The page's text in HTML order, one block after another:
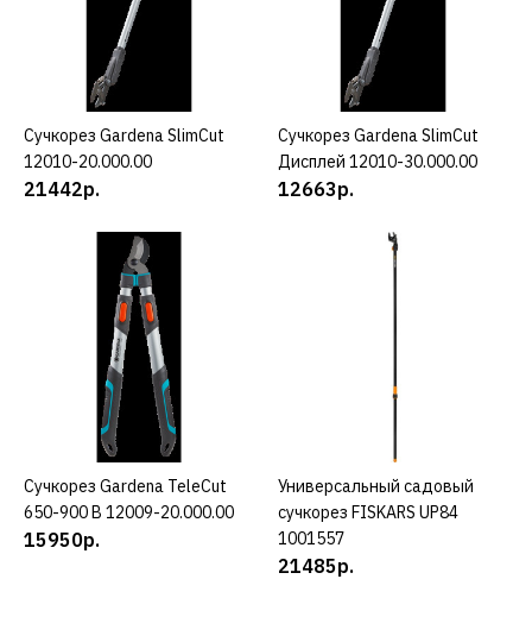
10207р.
КУПИТЬ
ДОБАВИТЬ В ПОЖЕЛАНИЯ
КУПИТЬ
ДОБАВИТЬ К СРАВНЕНИЮ
ДОБАВИТЬ В ПОЖЕЛАНИЯ
КУПИТЬ
Сучкорез Gardena SlimCut
12010-20.000.00
21442р.
КУПИТЬ
Сучкорез Gardena SlimCut
Дисплей 12010-30.000.00
12663р.
КУПИТЬ
Сучкорез Gardena TeleCut
650-900 B 12009-20.000.00
15950р.
КУПИТЬ
Универсальный садовый
сучкорез FISKARS UP84
1001557
21485р.